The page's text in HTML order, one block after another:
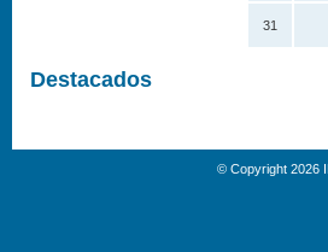
31
Destacados
© Copyright 2026